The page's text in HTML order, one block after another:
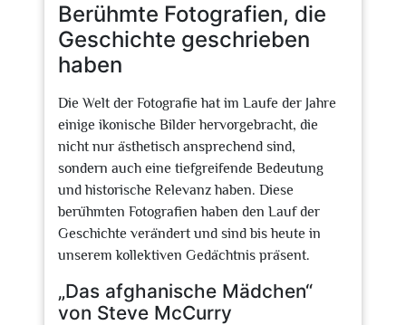
Berühmte Fotografien, die
Geschichte geschrieben
haben
Die Welt der Fotografie hat im Laufe der Jahre
einige ikonische Bilder hervorgebracht, die
nicht nur ästhetisch ansprechend sind,
sondern auch eine tiefgreifende Bedeutung
und historische Relevanz haben. Diese
berühmten Fotografien haben den Lauf der
Geschichte verändert und sind bis heute in
unserem kollektiven Gedächtnis präsent.
„Das afghanische Mädchen“
von Steve McCurry